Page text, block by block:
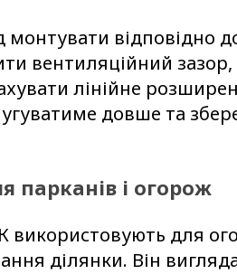
монтувати відповідно
вентиляційний зазор,
лінійне
довше та
парканів і огорож
використовують для
ділянки. Він